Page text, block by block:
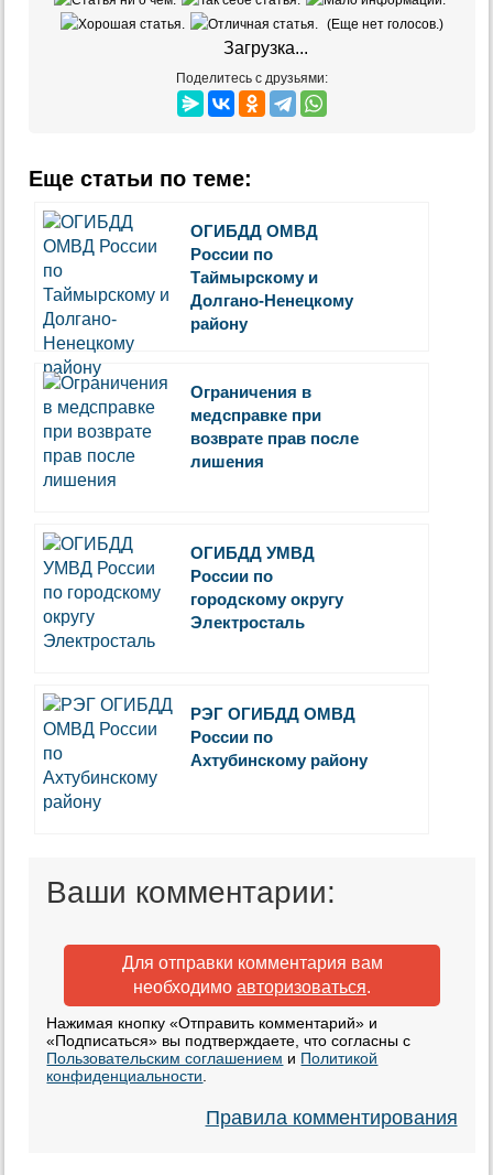
(Еще нет голосов.)
Загрузка...
Поделитесь с друзьями:
Еще статьи по теме:
ОГИБДД ОМВД
России по
Таймырскому и
Долгано-Ненецкому
району
Ограничения в
медсправке при
возврате прав после
лишения
ОГИБДД УМВД
России по
городскому округу
Электросталь
РЭГ ОГИБДД ОМВД
России по
Ахтубинскому району
Ваши комментарии:
Для отправки комментария вам
необходимо авторизоваться.
Нажимая кнопку «Отправить комментарий» и
«Подписаться» вы подтверждаете, что согласны с
Пользовательским соглашением и Политикой
конфиденциальности
Правила комментирования